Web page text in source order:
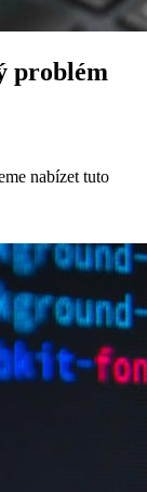
problém
nabízet tuto